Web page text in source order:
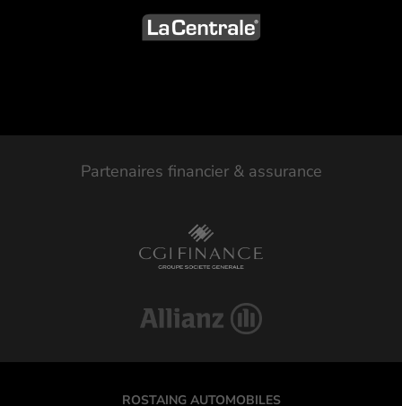
Partenaires financier & assurance
ROSTAING AUTOMOBILES